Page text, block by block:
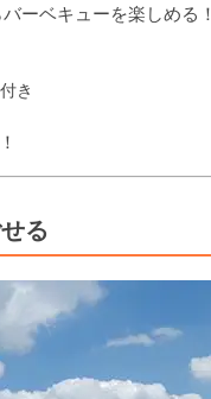
ーベキューを楽しめる！
き
る